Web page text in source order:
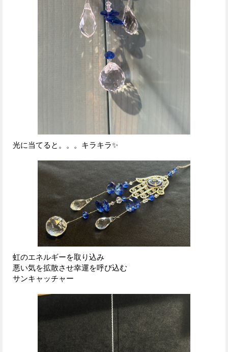
光に当てると。。。キラキラ✨
虹のエネルギーを取り込み
悪い気を拡散させ幸運を呼び込む
サンキャッチャー